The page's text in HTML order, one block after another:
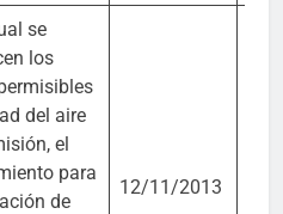
se
los
del aire
el
para
de
12/11/2013